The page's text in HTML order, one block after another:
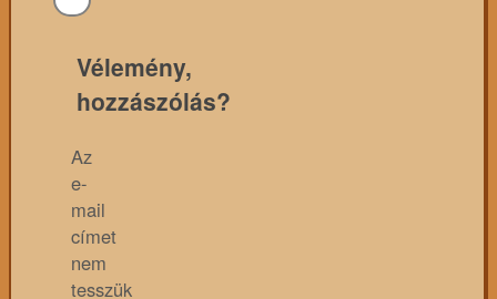
Vélemény,
hozzászólás?
Az
e-
mail
címet
nem
tesszük